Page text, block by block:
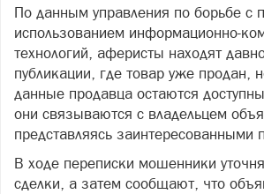
По данным управления по борьбе с
использованием информационно-
технологий, аферисты находят
публикации, где товар уже продан,
данные продавца остаются
они связываются с владельцем
представляясь заинтересованными
В ходе переписки мошенники
сделки, а затем сообщают, что